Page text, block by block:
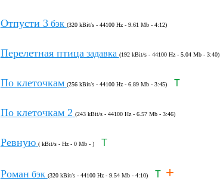
Отпусти 3бэк (320 kBit/s - 44100 Hz - 9.61 Mb - 4:12)
Перелетная птица задавка (192 kBit/s - 44100 Hz - 5.04 Mb - 3:40)
По клеточкам (256 kBit/s - 44100 Hz - 6.89 Mb - 3:45) T
По клеточкам 2 (243 kBit/s - 44100 Hz - 6.57 Mb - 3:46)
Ревную ( kBit/s - Hz - 0 Mb - ) T
Роман бэк (320 kBit/s - 44100 Hz - 9.54 Mb - 4:10) T +